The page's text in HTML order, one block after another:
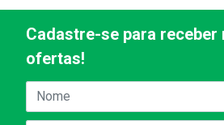
Cadastre-se para receber
ofertas!